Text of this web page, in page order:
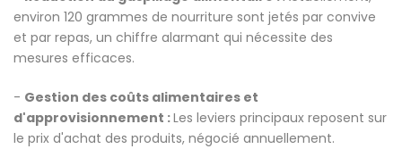
environ 120 grammes de nourriture sont jetés par convive
et par repas, un chiffre alarmant qui nécessite des
mesures efficaces.
- Gestion des coûts alimentaires et
d'approvisionnement :Les leviers principaux reposent sur
le prix d'achat des produits, négocié annuellement.